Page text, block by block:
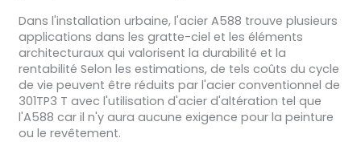
Dans l'installation urbaine, l'acier A588 trouve plusieurs
applications dans les gratte-ciel et les éléments
architecturaux qui valorisent la durabilité et la
rentabilité Selon les estimations, de tels coûts du cycle
de vie peuvent être réduits par l'acier conventionnel de
301TP3 T avec l'utilisation d'acier d'altération tel que
l'A588 car il n'y aura aucune exigence pour la peinture
ou le revêtement.